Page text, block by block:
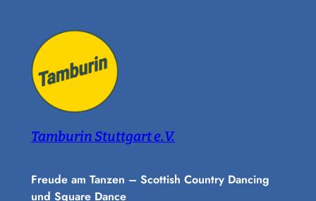
Tamburin Stuttgart e.V.
Freude am Tanzen – Scottish Country Dancing
und Square Dance